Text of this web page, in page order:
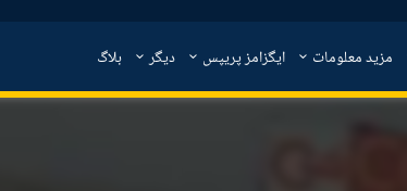
مزید معلومات ایگزامز پریپس دیگر بلاگ